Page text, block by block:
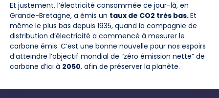
Et justement, l’électricité consommée ce jour-là, en
Grande-Bretagne, a émis un taux de CO2 très bas.Et
même le plus bas depuis 1935, quand la compagnie de
distribution d’électricité a commencé à mesurer le
carbone émis. C’est une bonne nouvelle pour nos espoirs
d’atteindre l’objectif mondial de “zéro émission nette” de
carbone d’ici à 2050, afin de préserver la planète.